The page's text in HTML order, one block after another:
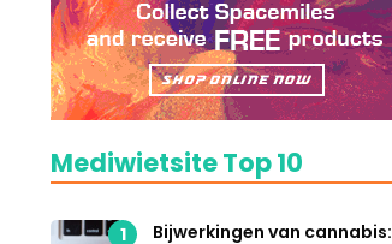
Mediwietsite Top 10
1
Bijwerkingen van cannabis: